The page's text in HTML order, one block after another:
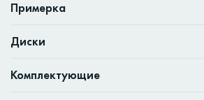
Примерка
Диски
Комплектующие